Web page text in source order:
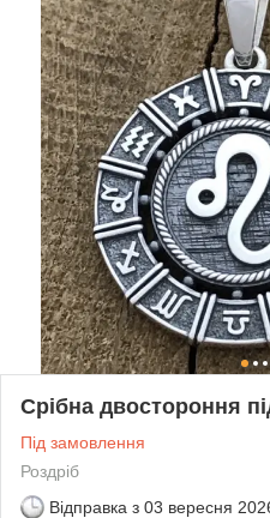
Срібна двостороння
Під замовлення
Роздріб
Відправка з 03 вересня